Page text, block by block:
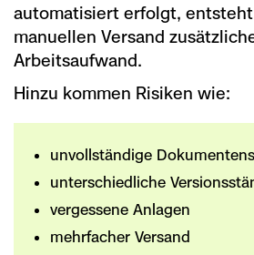
automatisiert erfolgt,
manuellen Versand
Arbeitsaufwand.
Hinzu kommen Risiken wie:
unvollständige
unterschiedliche
vergessene Anlagen
mehrfacher Versand